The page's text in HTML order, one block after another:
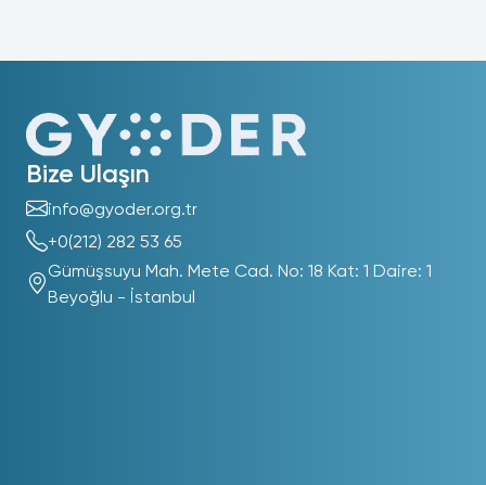
Bize Ulaşın
info@gyoder.org.tr
+0(212) 282 53 65
Gümüşsuyu Mah. Mete Cad. No: 18 Kat: 1 Daire: 1
Beyoğlu - İstanbul